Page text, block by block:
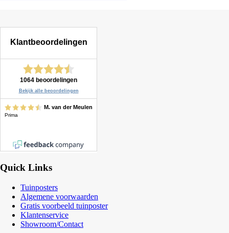
Quick Links
Tuinposters
Algemene voorwaarden
Gratis voorbeeld tuinposter
Klantenservice
Showroom/Contact